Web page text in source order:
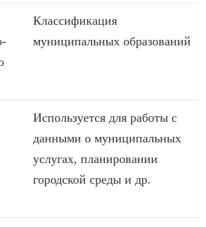
Классификация
муниципальных образований
Используется для работы с
данными о муниципальных
услугах, планировании
городской среды и др.